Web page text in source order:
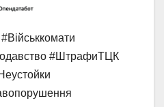
#ШтрафиТЦК